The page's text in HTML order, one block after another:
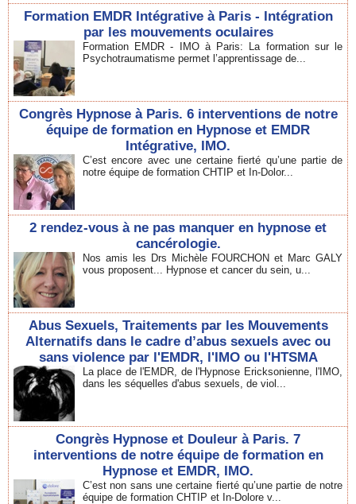
Formation EMDR Intégrative à Paris - Intégration
par les mouvements oculaires
Formation EMDR - IMO à Paris: La formation sur le
Psychotraumatisme permet l’apprentissage de...
Congrès Hypnose à Paris. 6 interventions de notre
équipe de formation en Hypnose et EMDR
Intégrative, IMO.
C’est encore avec une certaine fierté qu’une partie de
notre équipe de formation CHTIP et In-Dolor...
2 rendez-vous à ne pas manquer en hypnose et
cancérologie.
Nos amis les Drs Michèle FOURCHON et Marc GALY
vous proposent... Hypnose et cancer du sein, u...
Abus Sexuels, Traitements par les Mouvements
Alternatifs dans le cadre d’abus sexuels avec ou
sans violence par l'EMDR, l'IMO ou l'HTSMA
La place de l'EMDR, de l'Hypnose Ericksonienne, l'IMO,
dans les séquelles d'abus sexuels, de viol...
Congrès Hypnose et Douleur à Paris. 7
interventions de notre équipe de formation en
Hypnose et EMDR, IMO.
C’est non sans une certaine fierté qu’une partie de notre
équipe de formation CHTIP et In-Dolore v...